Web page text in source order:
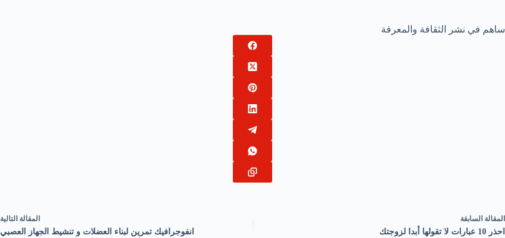
ساهم في نشر الثقافة والمعرفة
المقالة السابقة
احذر 10 عبارات لا تقولها أبدا لزوجتك
المقالة التالية
انفوجرافيك تمرين لبناء العضلات و تنشيط الجهاز العصبي